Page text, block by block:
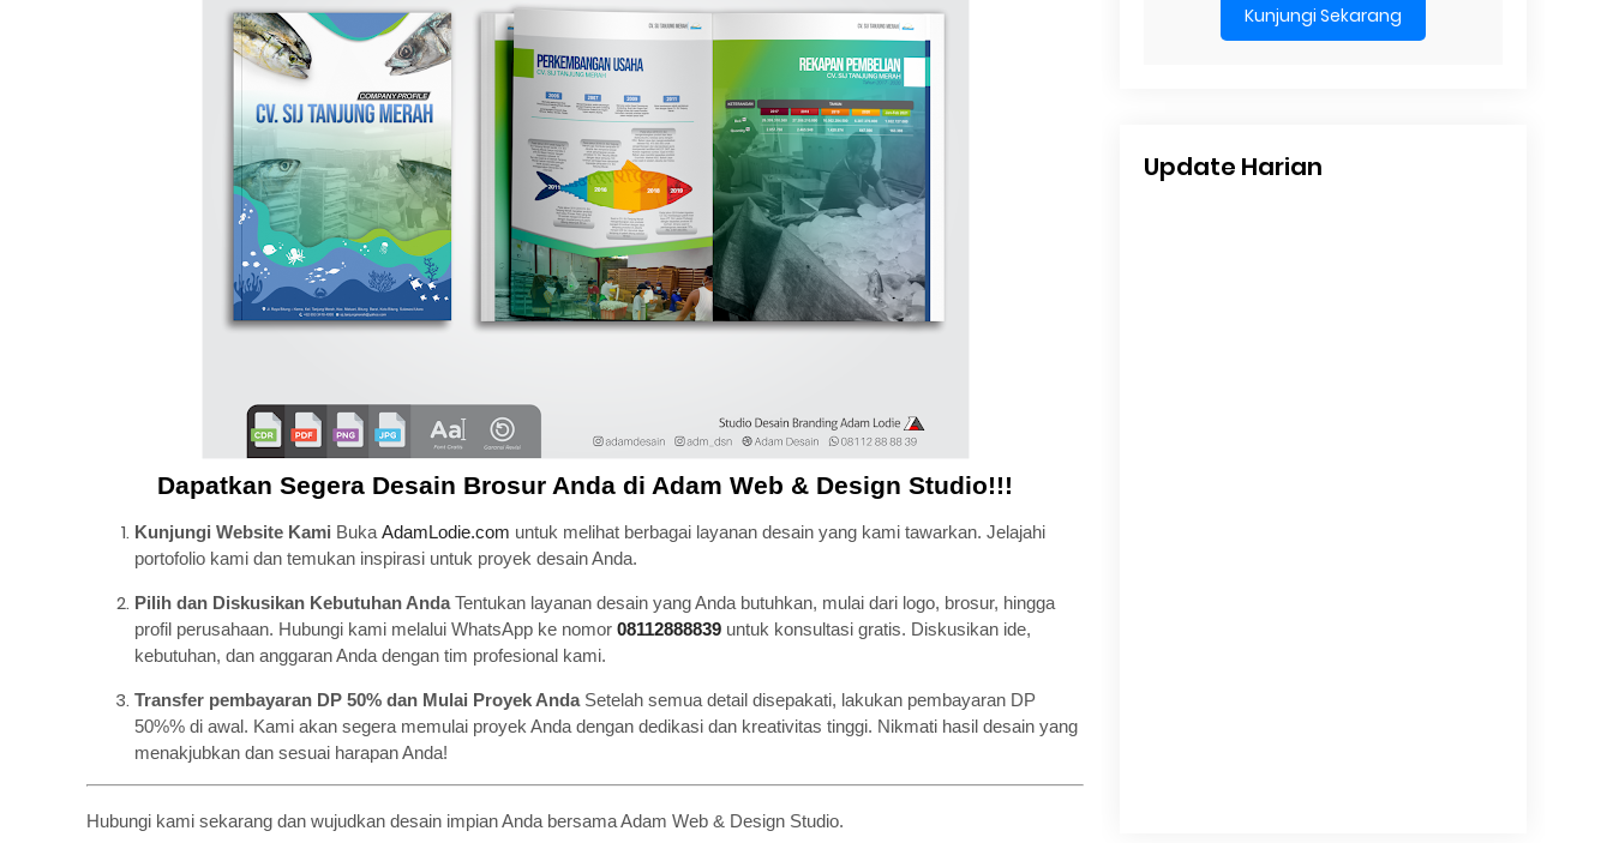
Dapatkan Segera Desain Brosur Anda di Adam Web & Design Studio!!!
Kunjungi Website Kami Buka AdamLodie.com untuk melihat berbagai layanan desain yang kami tawarkan. Jelajahi
portofolio kami dan temukan inspirasi untuk proyek desain Anda.
Pilih dan Diskusikan Kebutuhan AndaTentukan layanan desain yang Anda butuhkan, mulai dari logo, brosur, hingga
profil perusahaan. Hubungi kami melalui WhatsApp ke nomor 08112888839 untuk konsultasi gratis. Diskusikan ide,
kebutuhan, dan anggaran Anda dengan tim profesional kami.
Transfer pembayaran DP 50% dan Mulai Proyek AndaSetelah semua detail disepakati, lakukan pembayaran DP
50%% di awal. Kami akan segera memulai proyek Anda dengan dedikasi dan kreativitas tinggi. Nikmati hasil desain yang
menakjubkan dan sesuai harapan Anda!
Hubungi kami sekarang dan wujudkan desain impian Anda bersama Adam Web & Design Studio.
Kunjungi Sekarang
Update Harian